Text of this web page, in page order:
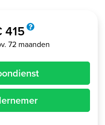
415
72 maanden